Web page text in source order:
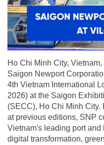
Ho Chi Minh City,
Saigon Newport
4th Vietnam International
2026) at the Saigon
(SECC), Ho Chi Minh
at previous editions, SNP
Vietnam's leading port
digital transformation,